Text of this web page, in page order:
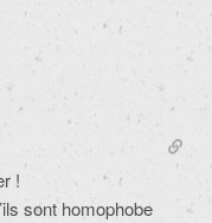
!
sont homophobe